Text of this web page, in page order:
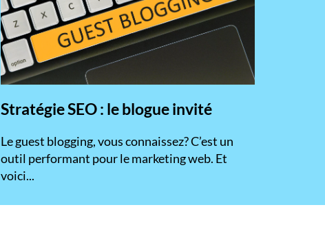
Stratégie SEO : le blogue invité
​Le guest blogging, vous connaissez? C’est un
outil performant pour le marketing web. Et
voici...